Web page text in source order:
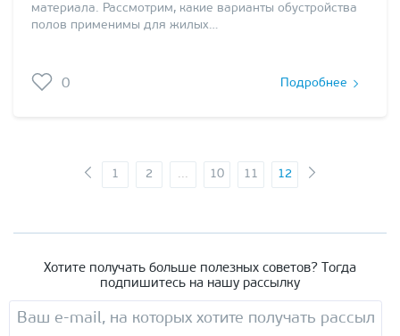
материала. Рассмотрим, какие варианты обустройства
полов применимы для жилых…
0 Подробнее
1 2 ... 10 11 12
Хотите получать больше полезных советов? Тогда
подпишитесь на нашу рассылку